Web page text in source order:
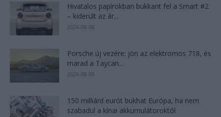
Hivatalos papírokban bukkant fel a Smart #2
– kiderült az ár...
2026-08-08
Porsche új vezére: jön az elektromos 718, és
marad a Taycan...
2026-08-09
150 milliárd eurót bukhat Európa, ha nem
szabadul a kínai akkumulátoroktól